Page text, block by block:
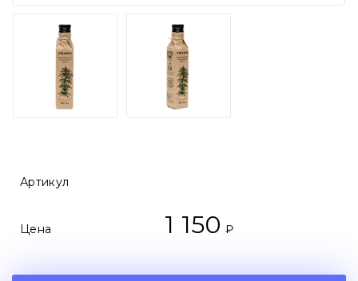
Артикул
Цена 1 150 ₽